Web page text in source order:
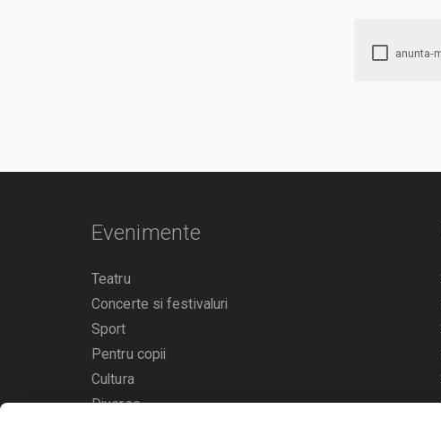
Evenimente
Teatru
Concerte si festivaluri
Sport
Pentru copii
Cultura
Diverse